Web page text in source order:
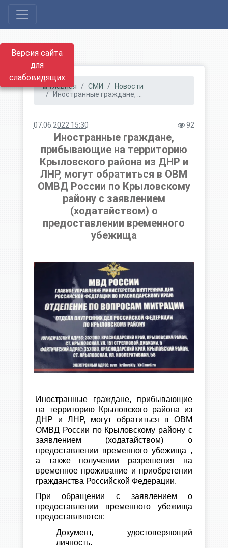
Версия сайта
для
слабовидящих
Главная СМИ
Новости
Иностранные граждане, ...
07.06.2022 15:30 92
Иностранные граждане,
прибывающие на территорию
Крыловского района из ДНР и
ЛНР, могут обратиться в ОВМ
ОМВД России по Крыловскому
району с заявлением
(ходатайством) о
предоставлении временного
убежища
Иностранные граждане, прибывающие
на территорию Крыловского района из
ДНР и ЛНР, могут обратиться в ОВМ
ОМВД России по Крыловскому району с
заявлением (ходатайством) о
предоставлении временного убежища ,
а также получении разрешения на
временное проживание и приобретении
гражданства Российской Федерации.
При обращении с заявлением о
предоставлении временного убежища
предоставляются:
Документ, удостоверяющий
личность.